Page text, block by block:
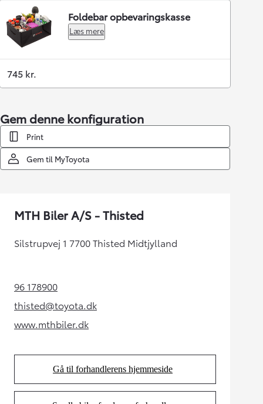
Foldebar opbevaringskasse
Læs mere
745 kr.
Gem denne konfiguration
Print
Gem til MyToyota
MTH Biler A/S - Thisted
Silstrupvej 1 7700 Thisted Midtjylland
96 178900(Opens in new tab)
thisted@toyota.dk
(Opens in new tab)
www.mthbiler.dk(Opens in new tab)
Gå til forhandlerens hjemmeside
(Opens in new tab)